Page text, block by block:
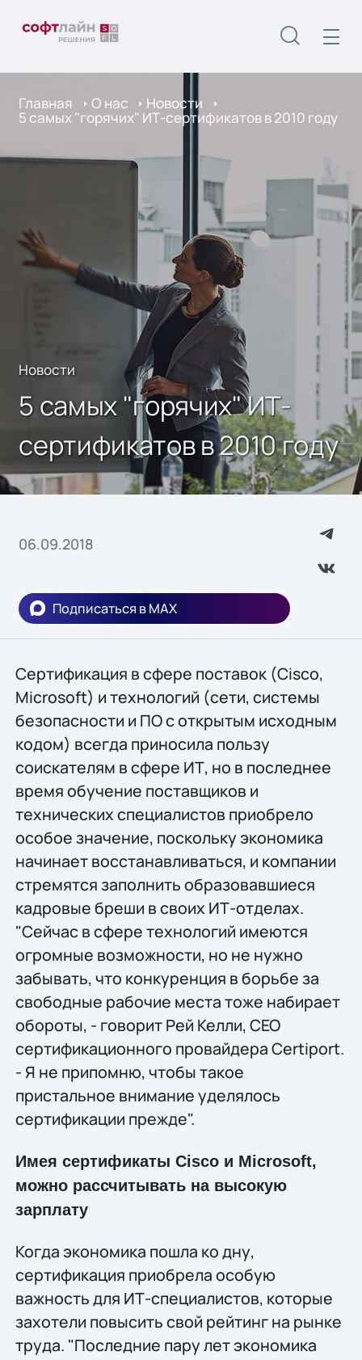
Главная О нас Новости
5 самых "горячих" ИТ-сертификатов в 2010 году
Новости
5 самых "горячих" ИТ-
сертификатов в 2010 году
06.09.2018
Подписаться в MAX
Сертификация в сфере поставок (Cisco,
Microsoft) и технологий (сети, системы
безопасности и ПО с открытым исходным
кодом) всегда приносила пользу
соискателям в сфере ИТ, но в последнее
время обучение поставщиков и
технических специалистов приобрело
особое значение, поскольку экономика
начинает восстанавливаться, и компании
стремятся заполнить образовавшиеся
кадровые бреши в своих ИТ-отделах.
"Сейчас в сфере технологий имеются
огромные возможности, но не нужно
забывать, что конкуренция в борьбе за
свободные рабочие места тоже набирает
обороты, - говорит Рей Келли, CEO
сертификационного провайдера Certiport.
- Я не припомню, чтобы такое
пристальное внимание уделялось
сертификации прежде".
Имея сертификаты Cisco и Microsoft,
можно рассчитывать на высокую
зарплату
Когда экономика пошла ко дну,
сертификация приобрела особую
важность для ИТ-специалистов, которые
захотели повысить свой рейтинг на рынке
труда. "Последние пару лет экономика